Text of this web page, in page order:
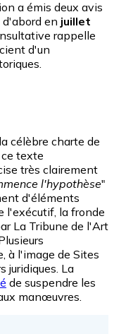
a émis deux avis
en juillet
rappelle
d'un
célèbre charte de
texte
très clairement
l'hypothèse"
d'éléments
l'exécutif, la fronde
La Tribune de l'Art
à l'image de Sites
juridiques. La
de suspendre les
manœuvres.